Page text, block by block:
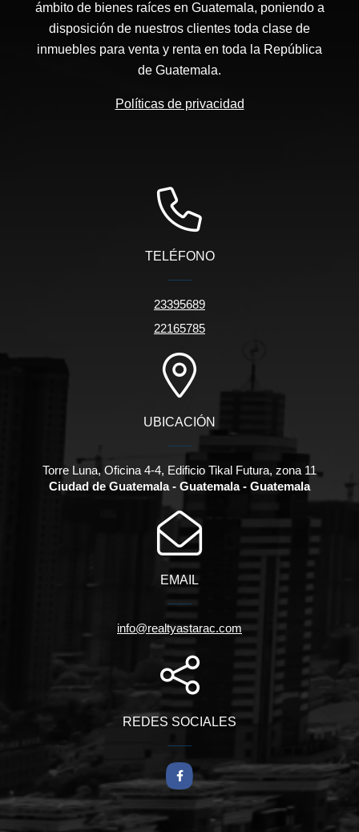
ámbito de bienes raíces en Guatemala, poniendo a
disposición de nuestros clientes toda clase de
inmuebles para venta y renta en toda la República
de Guatemala.
Políticas de privacidad
TELÉFONO
23395689
22165785
UBICACIÓN
Torre Luna, Oficina 4-4, Edificio Tikal Futura, zona 11
Ciudad de Guatemala - Guatemala - Guatemala
EMAIL
info@realtyastarac.com
REDES SOCIALES
Facebook